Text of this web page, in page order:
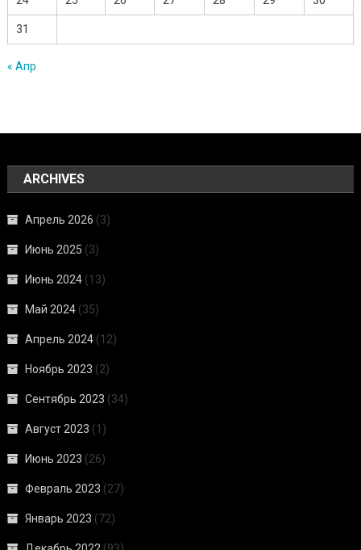
31
« Апр
ARCHIVES
Апрель 2026 (3)
Июнь 2025 (3)
Июнь 2024 (13)
Май 2024 (35)
Апрель 2024 (12)
Ноябрь 2023 (2)
Сентябрь 2023 (34)
Август 2023 (1)
Июнь 2023 (26)
Февраль 2023 (27)
Январь 2023 (72)